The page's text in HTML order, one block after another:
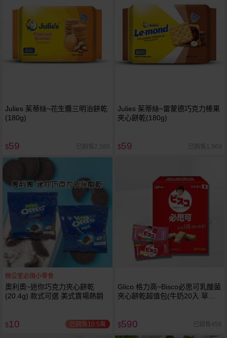
Julies 茱蒂絲~花生醬三明治餅乾
(180g)
$59 已銷售2,389
Julies 茱蒂絲~雷蒙德巧克力榛果
夾心餅乾(180g)
$59 已銷售1,969
辦公室必囤小零食
奧利奧~迷你巧克力夾心餅乾
(20.4g) 款式可選 美式賣場熱銷
$10 已銷售10.5萬
Glico 格力高~Bisco必思可乳酸菌
夾心餅乾超值包(牛奶20入 草莓
$590 已銷售456